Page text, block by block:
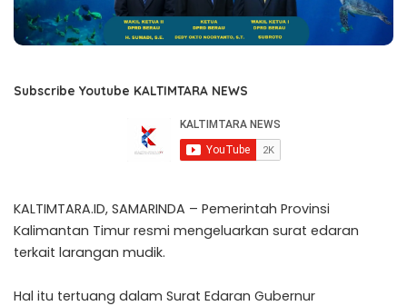
Subscribe Youtube KALTIMTARA NEWS
KALTIMTARA.ID, SAMARINDA – Pemerintah Provinsi
Kalimantan Timur resmi mengeluarkan surat edaran
terkait larangan mudik.
Hal itu tertuang dalam Surat Edaran Gubernur